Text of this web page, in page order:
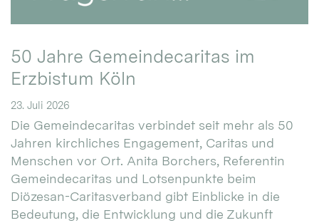
50 Jahre Gemeindecaritas im
Erzbistum Köln
23. Juli 2026
Die Gemeindecaritas verbindet seit mehr als 50
Jahren kirchliches Engagement, Caritas und
Menschen vor Ort. Anita Borchers, Referentin
Gemeindecaritas und Lotsenpunkte beim
Diözesan-Caritasverband gibt Einblicke in die
Bedeutung, die Entwicklung und die Zukunft